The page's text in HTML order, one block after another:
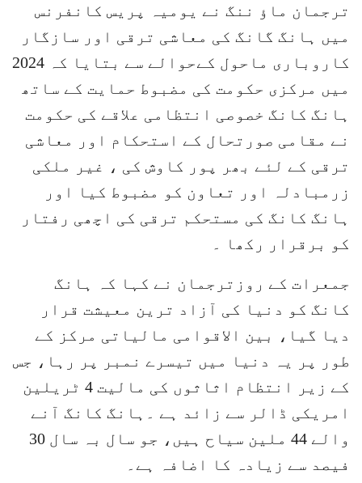
ترجمان ماؤ ننگ نے یومیہ پریس کانفرنس
میں ہانگ گانگ کی معاشی ترقی اور سازگار
کاروباری ماحول کےحوالے سے بتایا کہ 2024
میں مرکزی حکومت کی مضبوط حمایت کے ساتھ
ہانگ کانگ خصوصی انتظامی علاقے کی حکومت
نے مقامی صورتحال کے استحکام اور معاشی
ترقی کے لئے بھر پور کاوش کی ، غیر ملکی
زرمبادلہ اور تعاون کو مضبوط کیا اور
ہانگ کانگ کی مستحکم ترقی کی اچھی رفتار
کو برقرار رکھا ۔
جمعرات کے روزترجمان نے کہا کہ ہانگ
کانگ کو دنیا کی آزاد ترین معیشت قرار
دیا گیا، بین الاقوامی مالیاتی مرکز کے
طور پر یہ دنیا میں تیسرے نمبر پر رہا، جس
کے زیر انتظام اثاثوں کی مالیت 4 ٹریلین
امریکی ڈالر سے زائد ہے ۔ہانگ کانگ آنے
والے 44 ملین سیاح ہیں، جو سال بہ سال 30
فیصد سے زیادہ کا اضافہ ہے۔